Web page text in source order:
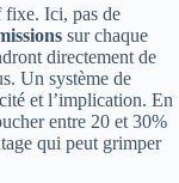
fixe. Ici, pas de
sur chaque
directement de
Un système de
et l’implication. En
entre 20 et 30%
qui peut grimper